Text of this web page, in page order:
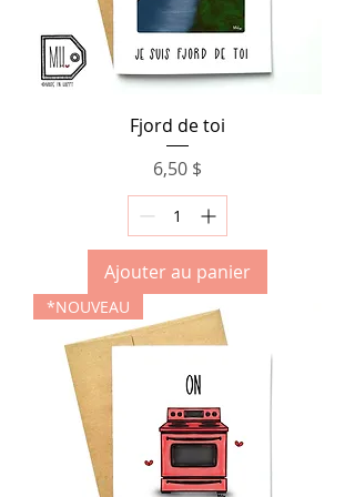
Fjord de toi
Prix
6,50 $
Ajouter au panier
*NOUVEAU